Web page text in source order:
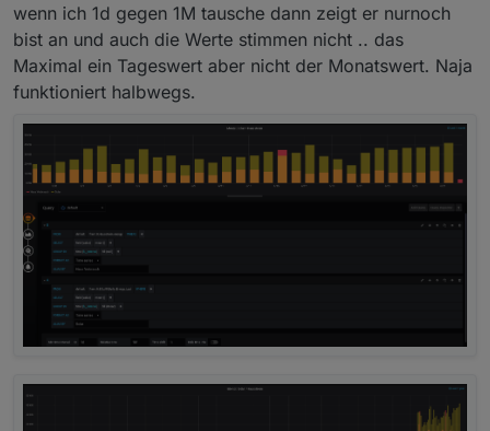
wenn ich 1d gegen 1M tausche dann zeigt er nurnoch
bist an und auch die Werte stimmen nicht .. das
Maximal ein Tageswert aber nicht der Monatswert. Naja
funktioniert halbwegs.